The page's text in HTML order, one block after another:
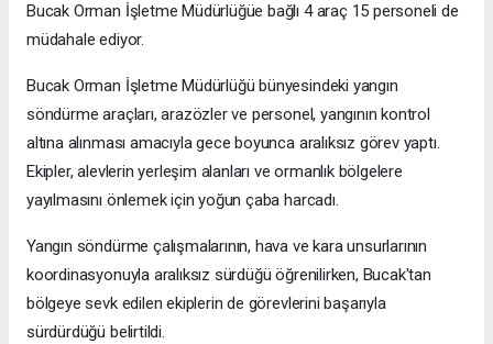
Bucak Orman İşletme Müdürlüğüe bağlı 4 araç 15 personeli de
müdahale ediyor.
Bucak Orman İşletme Müdürlüğü bünyesindeki yangın
söndürme araçları, arazözler ve personel, yangının kontrol
altına alınması amacıyla gece boyunca aralıksız görev yaptı.
Ekipler, alevlerin yerleşim alanları ve ormanlık bölgelere
yayılmasını önlemek için yoğun çaba harcadı.
Yangın söndürme çalışmalarının, hava ve kara unsurlarının
koordinasyonuyla aralıksız sürdüğü öğrenilirken, Bucak'tan
bölgeye sevk edilen ekiplerin de görevlerini başarıyla
sürdürdüğü belirtildi.